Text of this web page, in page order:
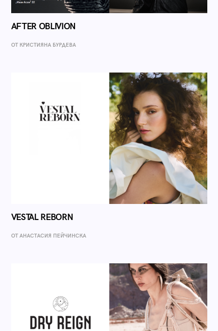
AFTER OBLIVION
ОТ КРИСТИЯНА БУРДЕВА
VESTAL REBORN
ОТ AНАСТАСИЯ ПЕЙЧИНСКА